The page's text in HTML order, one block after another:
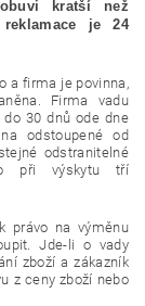
kratší než
je 24
a firma je povinna,
Firma vadu
do 30 dnů ode dne
odstoupené od
odstranitelné
při výskytu tří
právo na výměnu
Jde-li o vady
zboží a zákazník
z ceny zboží nebo